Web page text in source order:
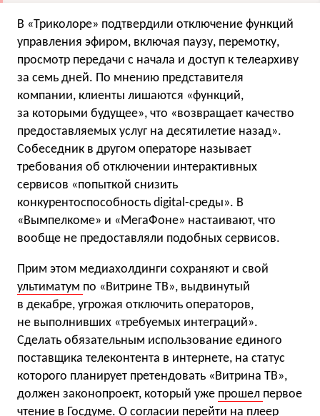
В «Триколоре» подтвердили отключение функций
управления эфиром, включая паузу, перемотку,
просмотр передачи с начала и доступ к телеархиву
за семь дней. По мнению представителя
компании, клиенты лишаются «функций,
за которыми будущее», что «возвращает качество
предоставляемых услуг на десятилетие назад».
Собеседник в другом операторе называет
требования об отключении интерактивных
сервисов «попыткой снизить
конкурентоспособность digital-среды». В
«Вымпелкоме» и «МегаФоне» настаивают, что
вообще не предоставляли подобных сервисов.
Прим этом медиахолдинги сохраняют и свой
ультиматум по «Витрине ТВ», выдвинутый
в декабре, угрожая отключить операторов,
не выполнивших «требуемых интеграций».
Сделать обязательным использование единого
поставщика телеконтента в интернете, на статус
которого планирует претендовать «Витрина ТВ»,
должен законопроект, который уже прошел первое
чтение в Госдуме. О согласии перейти на плеер